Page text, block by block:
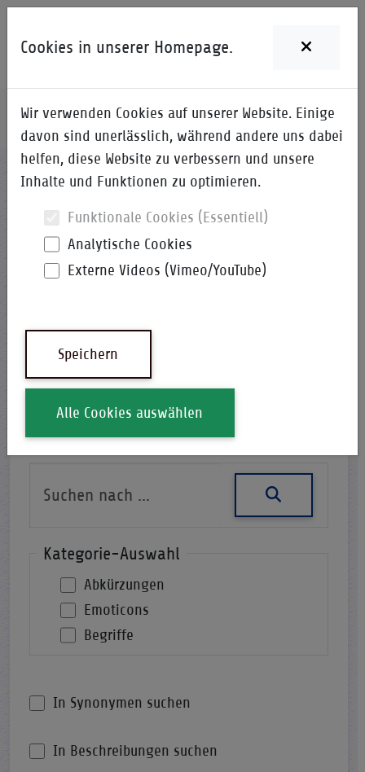
Home i-Qpedia Detail zum Begriff
MMM
Multimedia Module
i-Qpedia
Nach einer Abkürzung suchen
Kategorie-Auswahl
Abkürzungen
Emoticons
Begriffe
In Synonymen suchen
In Beschreibungen suchen
Cookies in unserer Homepage.
Wir verwenden Cookies auf unserer Website. Einige
davon sind unerlässlich, während andere uns dabei
helfen, diese Website zu verbessern und unsere
Inhalte und Funktionen zu optimieren.
Funktionale Cookies (Essentiell)
Analytische Cookies
Externe Videos (Vimeo/YouTube)
Speichern
Alle Cookies auswählen